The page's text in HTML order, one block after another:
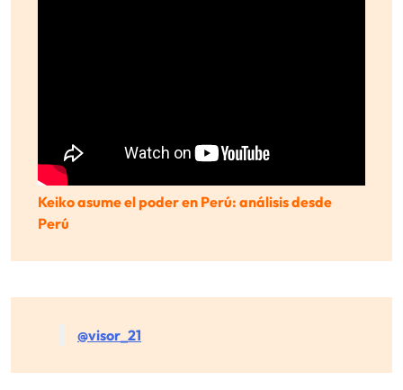
Keiko asume el poder en Perú: análisis desde
Perú
@visor_21